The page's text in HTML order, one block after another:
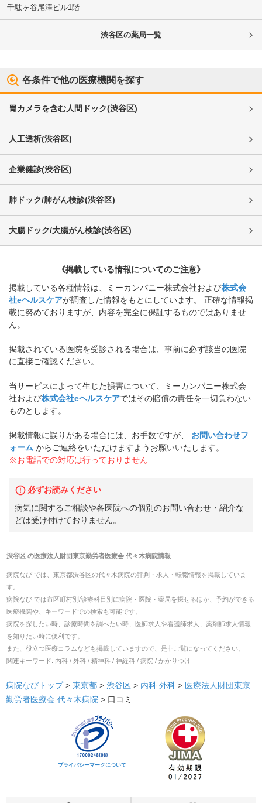
千駄ヶ谷尾澤ビル1階
渋谷区の薬局一覧
各条件で他の医療機関を探す
胃カメラを含む人間ドック(渋谷区)
人工透析(渋谷区)
企業健診(渋谷区)
肺ドック/肺がん検診(渋谷区)
大腸ドック/大腸がん検診(渋谷区)
《掲載している情報についてのご注意》
掲載している各種情報は、ミーカンパニー株式会社および株式会
社eヘルスケアが調査した情報をもとにしています。 正確な情報掲
載に努めておりますが、内容を完全に保証するものではありませ
ん。
掲載されている医院を受診される場合は、事前に必ず該当の医院
に直接ご確認ください。
当サービスによって生じた損害について、ミーカンパニー株式会
社および株式会社eヘルスケアではその賠償の責任を一切負わない
ものとします。
掲載情報に誤りがある場合には、お手数ですが、
お問い合わせフ
ォーム からご連絡をいただけますようお願いいたします。
※お電話での対応は行っておりません
必ずお読みください
病気に関するご相談や各医院への個別のお問い合わせ・紹介な
どは受け付けておりません。
渋谷区の医療法人財団東京勤労者医療会 代々木病院情報
病院なび では、 東京都渋谷区の代々木病院の評判・求人・転職情報を掲載していま
す。
病院なび では市区町村別/診療科目別に病院・医院・薬局を探せるほか、予約ができる
医療機関や、キーワードでの検索も可能です。
病院を探したい時、診療時間を調べたい時、医師求人や看護師求人、薬剤師求人情報
を知りたい時に便利です。
また、役立つ医療コラムなども掲載していますので、是非ご覧になってください。
関連キーワード: 内科 / 外科 / 精神科 / 神経科 / 病院 / かかりつけ
病院なびトップ > 東京都 > 渋谷区 > 内科 外科 > 医療法人財団東京
勤労者医療会 代々木病院 > 口コミ
プライバシーマークについて